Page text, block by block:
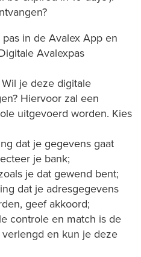
in de Avalex App en
Avalexpas
je deze digitale
Hiervoor zal een
uitgevoerd worden. Kies
dat je gegevens gaat
je bank;
je dat gewend bent;
dat je adresgegevens
geef akkoord;
controle en match is de
en kun je deze